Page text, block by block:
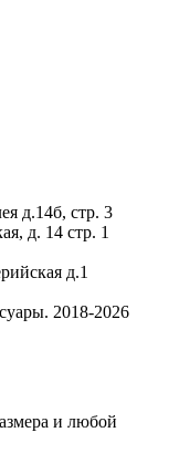
д.14б, стр. 3
д. 14 стр. 1
д.1
2018-2026
и любой